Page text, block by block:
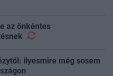
az önkéntes
ilyesmire még sosem